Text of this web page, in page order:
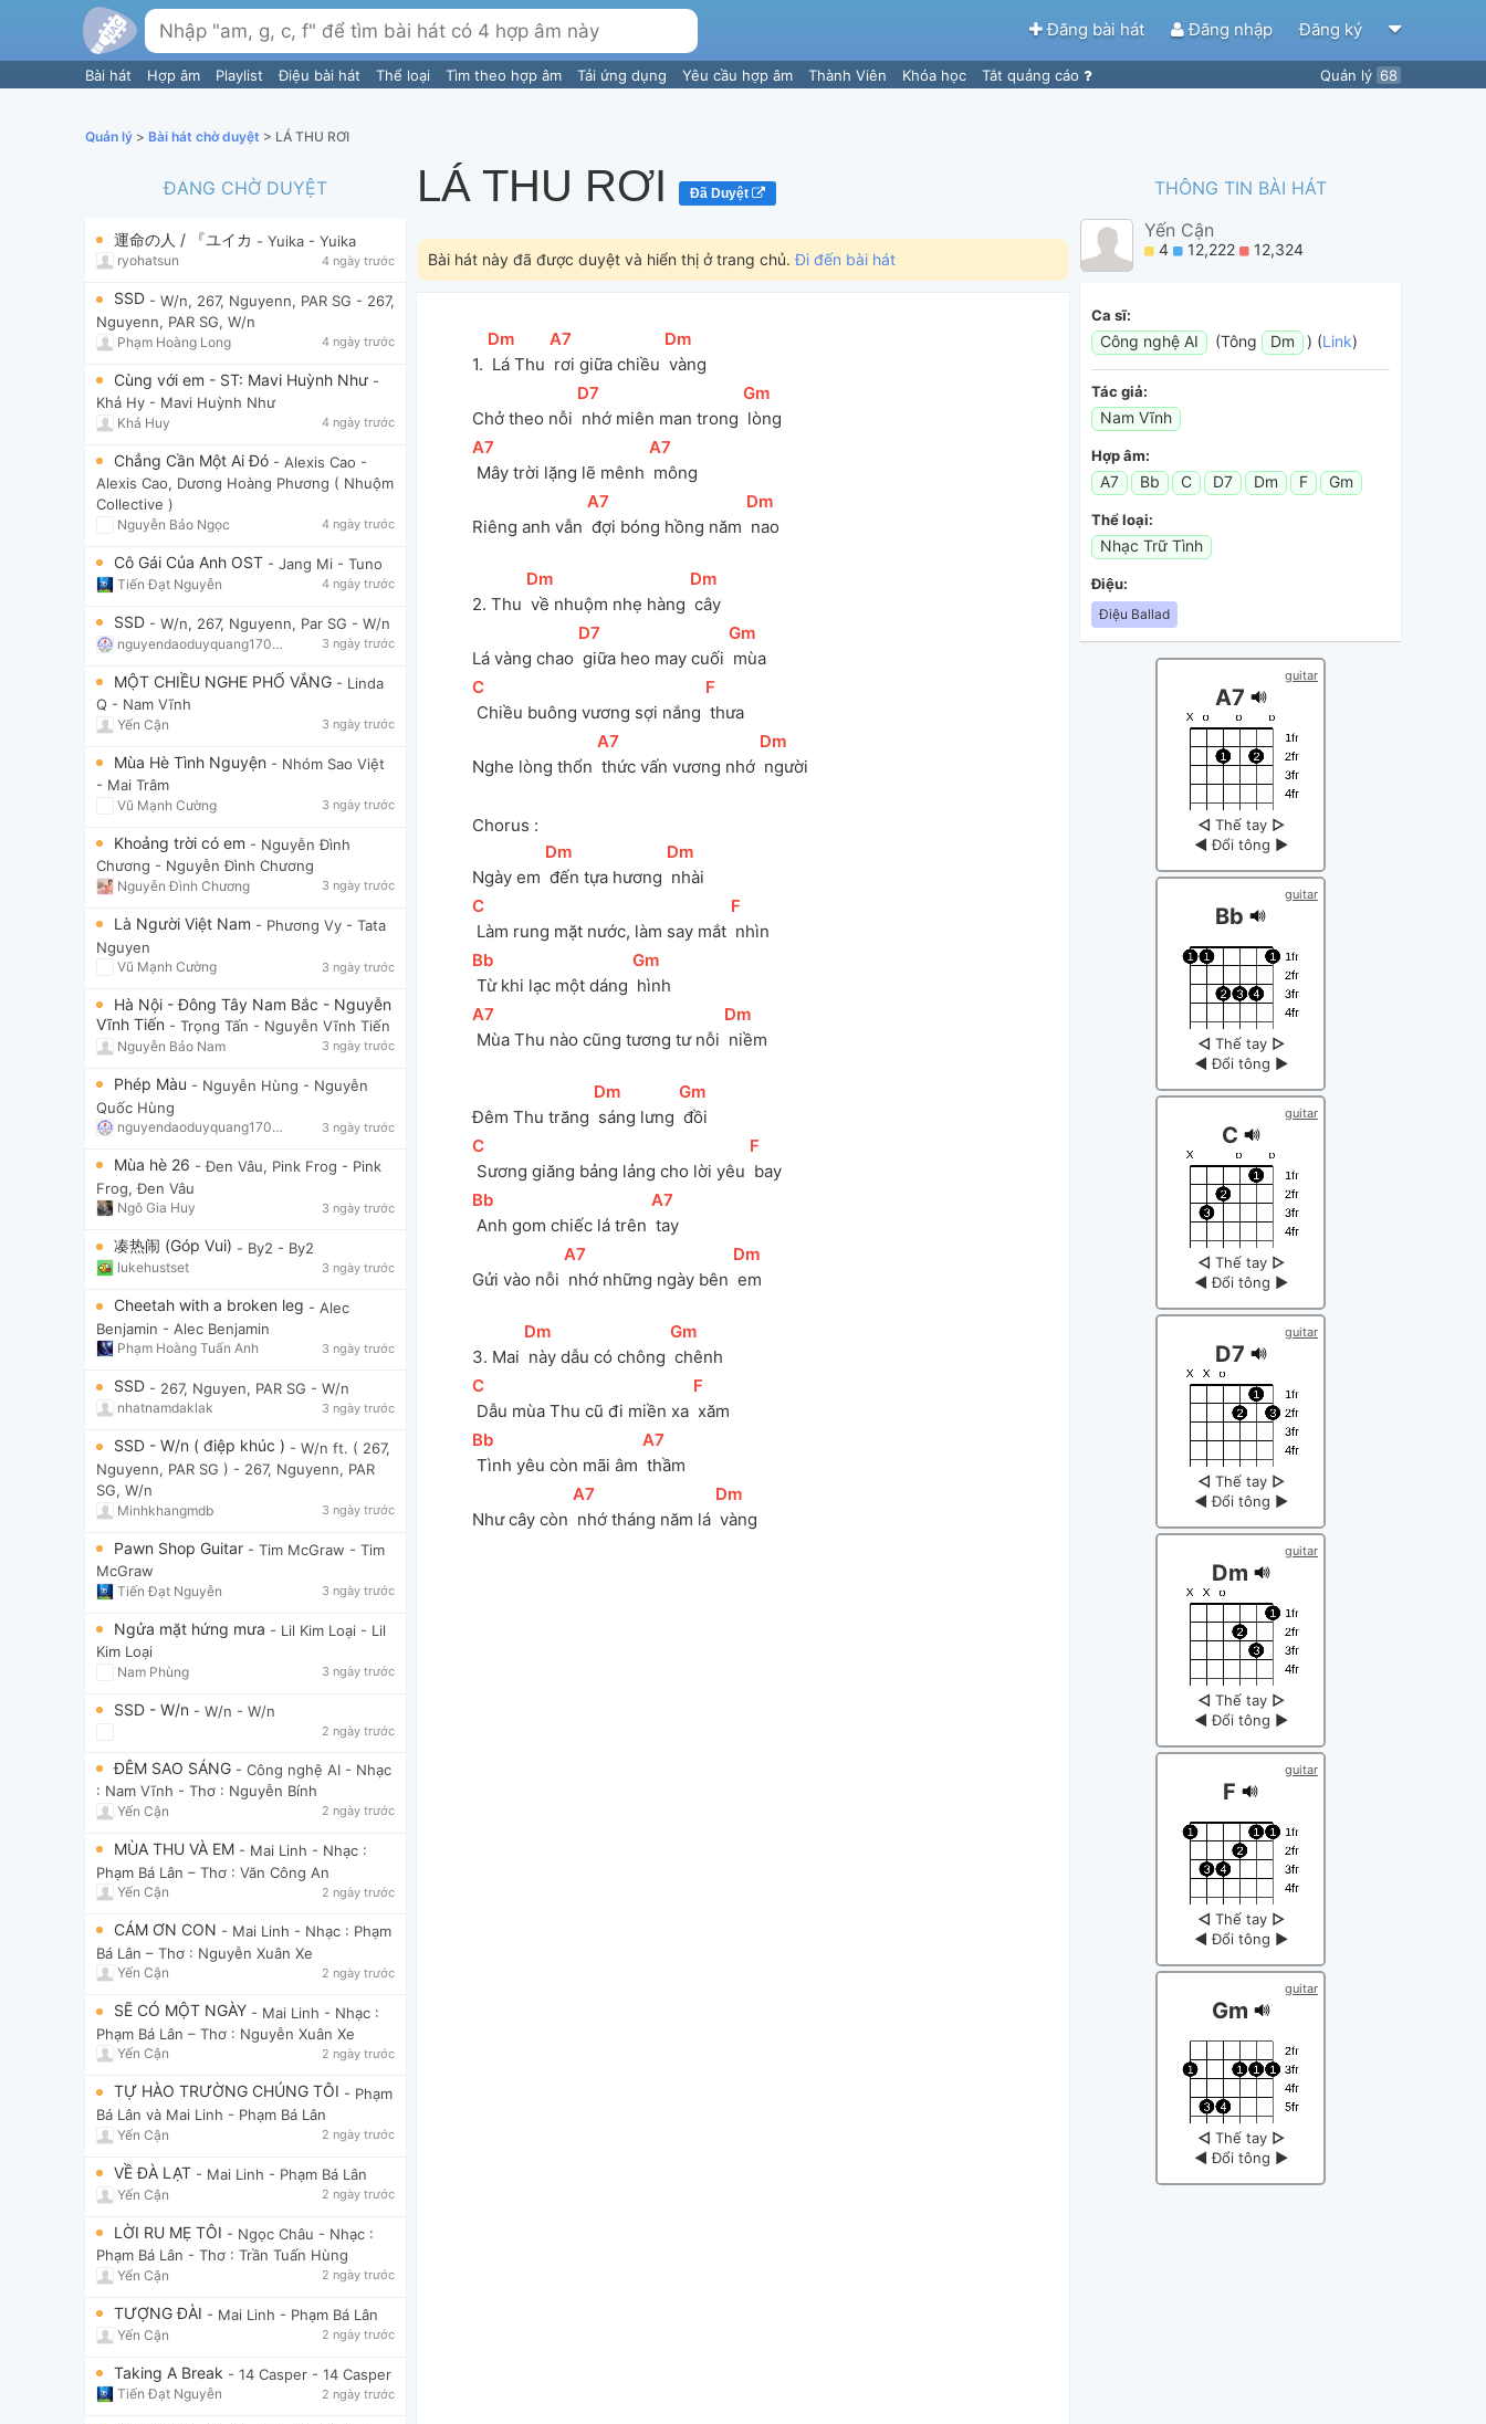
Đăng bài hát Đăng nhập Đăng ký
Bài hát Hợp âm Playlist Điệu bài hát Thể loại Tìm theo hợp âm Tải ứng dụng Yêu cầu hợp âm Thành Viên Khóa học Tắt quảng cáo Quản lý 68
Quản lý > Bài hát chờ duyệt > LÁ THU RƠI
ĐANG CHỜ DUYỆT
運命の人 / 『ユイカ - Yuika - Yuika
ryohatsun 4 ngày trước
SSD - W/n, 267, Nguyenn, PAR SG - 267,
Nguyenn, PAR SG, W/n
Phạm Hoàng Long 4 ngày trước
Cùng với em - ST: Mavi Huỳnh Như -
Khả Hy - Mavi Huỳnh Như
Khả Huy 4 ngày trước
Chẳng Cần Một Ai Đó - Alexis Cao -
Alexis Cao, Dương Hoàng Phương ( Nhuộm
Collective )
Nguyễn Bảo Ngọc 4 ngày trước
Cô Gái Của Anh OST - Jang Mi - Tuno
Tiến Đạt Nguyễn 4 ngày trước
SSD - W/n, 267, Nguyenn, Par SG - W/n
nguyendaoduyquang17021 3 ngày trước
MỘT CHIỀU NGHE PHỐ VẮNG - Linda
Q - Nam Vĩnh
Yến Cận 3 ngày trước
Mùa Hè Tình Nguyện - Nhóm Sao Việt
- Mai Trâm
Vũ Mạnh Cường 3 ngày trước
Khoảng trời có em - Nguyễn Đình
Chương - Nguyễn Đình Chương
Nguyễn Đình Chương 3 ngày trước
Là Người Việt Nam - Phương Vy - Tata
Nguyen
Vũ Mạnh Cường 3 ngày trước
Hà Nội - Đông Tây Nam Bắc - Nguyễn
Vĩnh Tiến - Trọng Tấn - Nguyễn Vĩnh Tiến
Nguyễn Bảo Nam 3 ngày trước
Phép Màu - Nguyễn Hùng - Nguyễn
Quốc Hùng
nguyendaoduyquang17021 3 ngày trước
Mùa hè 26 - Đen Vâu, Pink Frog - Pink
Frog, Đen Vâu
Ngô Gia Huy 3 ngày trước
凑热闹 (Góp Vui) - By2 - By2
lukehustset 3 ngày trước
Cheetah with a broken leg - Alec
Benjamin - Alec Benjamin
Phạm Hoàng Tuấn Anh 3 ngày trước
SSD - 267, Nguyen, PAR SG - W/n
nhatnamdaklak 3 ngày trước
SSD - W/n ( điệp khúc ) - W/n ft. ( 267,
Nguyenn, PAR SG ) - 267, Nguyenn, PAR
SG, W/n
Minhkhangmdb 3 ngày trước
Pawn Shop Guitar - Tim McGraw - Tim
McGraw
Tiến Đạt Nguyễn 3 ngày trước
Ngửa mặt hứng mưa - Lil Kim Loại - Lil
Kim Loại
Nam Phùng 3 ngày trước
SSD - W/n - W/n - W/n
2 ngày trước
ĐÊM SAO SÁNG - Công nghệ AI - Nhạc
: Nam Vĩnh - Thơ : Nguyễn Bính
Yến Cận 2 ngày trước
MÙA THU VÀ EM - Mai Linh - Nhạc :
Phạm Bá Lân – Thơ : Văn Công An
Yến Cận 2 ngày trước
CÁM ƠN CON - Mai Linh - Nhạc : Phạm
Bá Lân – Thơ : Nguyễn Xuân Xe
Yến Cận 2 ngày trước
SẼ CÓ MỘT NGÀY - Mai Linh - Nhạc :
Phạm Bá Lân – Thơ : Nguyễn Xuân Xe
Yến Cận 2 ngày trước
TỰ HÀO TRƯỜNG CHÚNG TÔI - Phạm
Bá Lân và Mai Linh - Phạm Bá Lân
Yến Cận 2 ngày trước
VỀ ĐÀ LẠT - Mai Linh - Phạm Bá Lân
Yến Cận 2 ngày trước
LỜI RU MẸ TÔI - Ngọc Châu - Nhạc :
Phạm Bá Lân - Thơ : Trần Tuấn Hùng
Yến Cận 2 ngày trước
TƯỢNG ĐÀI - Mai Linh - Phạm Bá Lân
Yến Cận 2 ngày trước
Taking A Break - 14 Casper - 14 Casper
Tiến Đạt Nguyễn 2 ngày trước
LÁ THU RƠI Đã Duyệt
Bài hát này đã được duyệt và hiển thị ở trang chủ.Đi đến bài hát
1.
[Dm
Lá Thu
[
A7
rơi giữa chiều
[Dm
vàng
Chở theo nỗi
[D7
nhớ miên man trong
[
Gm
lòng
[
A7
Mây trời lặng lẽ mênh
[
A7
mông
Riêng anh vẫn
[
A7
đợi bóng hồng năm
[Dm
nao
2. Thu
[Dm
về nhuộm nhẹ hàng
[Dm
cây
Lá vàng chao
[D7
giữa heo may cuối
[
Gm
mùa
[
C
Chiều buông vương sợi nắng
[F
thưa
Nghe lòng thổn
[
A7
thức vấn vương nhớ
[Dm
người
Chorus :
Ngày em
[Dm
đến tựa hương
[Dm
nhài
[
C
Làm rung mặt nước, làm say mắt
[F
nhìn
[Bb
Từ khi lạc một dáng
[
Gm
hình
[
A7
Mùa Thu nào cũng tương tư nỗi
[Dm
niềm
Đêm Thu trăng
[Dm
sáng lưng
[
Gm
đồi
[
C
Sương giăng bảng lảng cho lời yêu
[F
bay
[Bb
Anh gom chiếc lá trên
[
A7
tay
Gửi vào nỗi
[
A7
nhớ những ngày bên
[Dm
em
3. Mai
[Dm
này dẫu có chông
[
Gm
chênh
[
C
Dẫu mùa Thu cũ đi miền xa
[F
xăm
[Bb
Tình yêu còn mãi âm
[
A7
thầm
Như cây còn
[
A7
nhớ tháng năm lá
[Dm
vàng
THÔNG TIN BÀI HÁT
Yến Cận
4 12,222 12,324
Ca sĩ:
Công nghệ AI (Tông Dm ) (Link)
Tác giả:
Nam Vĩnh
Hợp âm:
A7 Bb C D7 Dm F Gm
Thể loại:
Nhạc Trữ Tình
Điệu:
Điệu Ballad
guitar
A7
◁ Thế tay ▷
◀ Đổi tông ▶
guitar
Bb
◁ Thế tay ▷
◀ Đổi tông ▶
guitar
C
◁ Thế tay ▷
◀ Đổi tông ▶
guitar
D7
◁ Thế tay ▷
◀ Đổi tông ▶
guitar
Dm
◁ Thế tay ▷
◀ Đổi tông ▶
guitar
F
◁ Thế tay ▷
◀ Đổi tông ▶
guitar
Gm
◁ Thế tay ▷
◀ Đổi tông ▶